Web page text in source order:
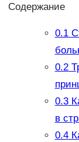
Содержание
0.1
0.2
0.3
в
0.4